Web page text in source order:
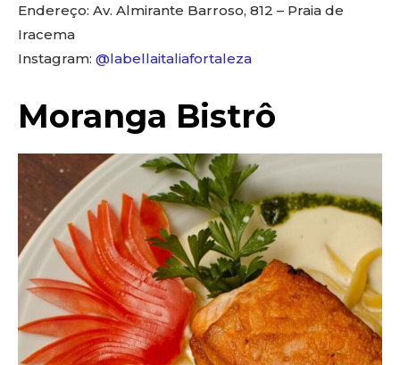
Endereço: Av. Almirante Barroso, 812 – Praia de
Iracema
Instagram: @labellaitaliafortaleza
Moranga Bistrô